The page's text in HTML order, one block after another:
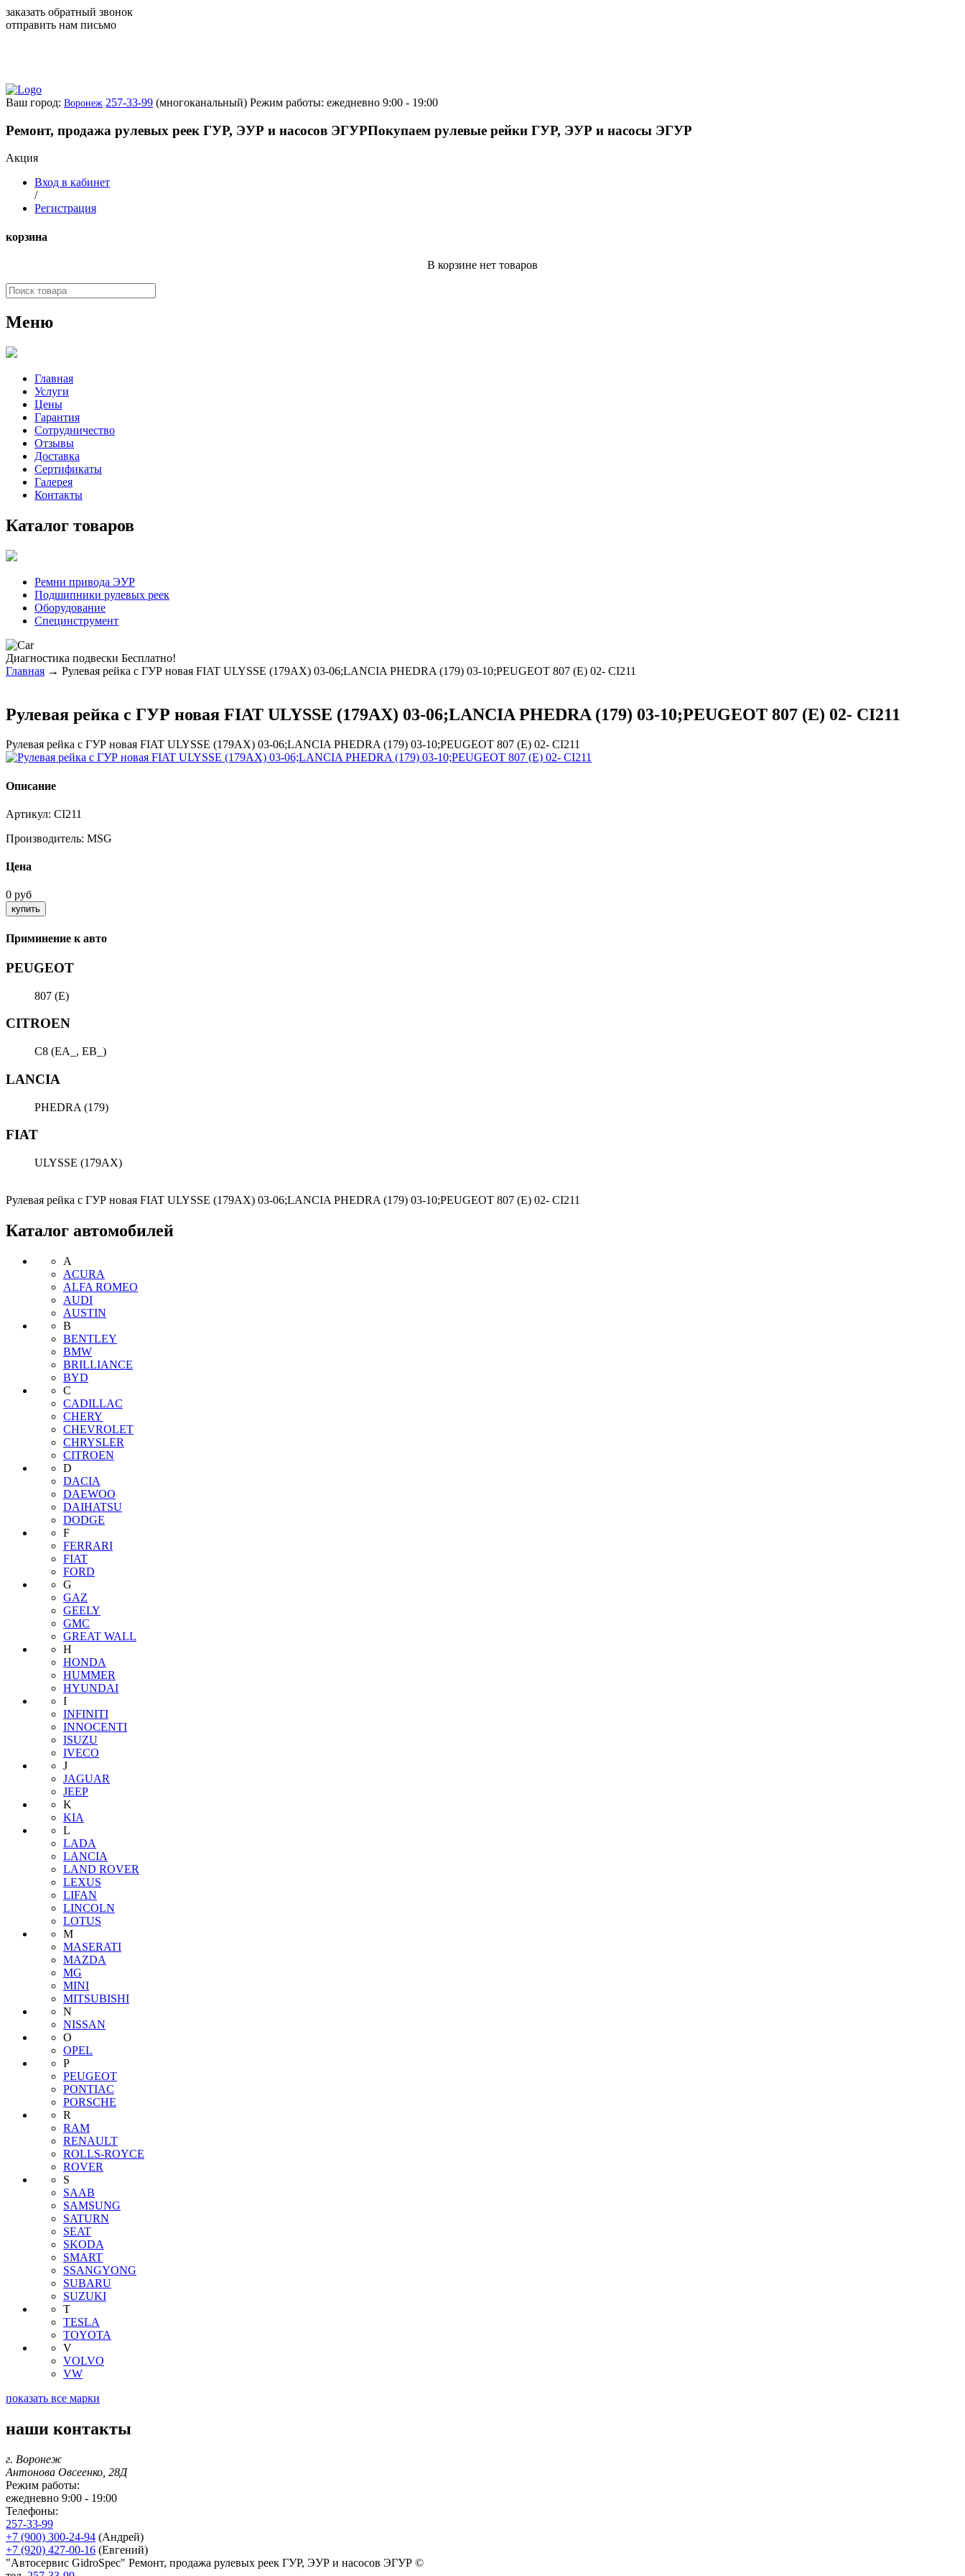
заказать обратный звонок
отправить нам письмо
Ваш город: Воронеж 257-33-99 (многоканальный) Режим работы: ежедневно 9:00 - 19:00
Ремонт, продажа рулевых реек ГУР, ЭУР и насосов ЭГУРПокупаем рулевые рейки ГУР, ЭУР и насосы ЭГУР
Акция
Вход в кабинет
/
Регистрация
корзина
В корзине нет товаров
Меню
Главная
Услуги
Цены
Гарантия
Сотрудничество
Отзывы
Доставка
Сертификаты
Галерея
Контакты
Каталог товаров
Ремни привода ЭУР
Подшипники рулевых реек
Оборудование
Специнструмент
Диагностика подвески Бесплатно!
Главная → Рулевая рейка с ГУР новая FIAT ULYSSE (179AX) 03-06;LANCIA PHEDRA (179) 03-10;PEUGEOT 807 (E) 02- CI211
Рулевая рейка с ГУР новая FIAT ULYSSE (179AX) 03-06;LANCIA PHEDRA (179) 03-10;PEUGEOT 807 (E) 02- CI211
Рулевая рейка с ГУР новая FIAT ULYSSE (179AX) 03-06;LANCIA PHEDRA (179) 03-10;PEUGEOT 807 (E) 02- CI211
Описание
Артикул: CI211
Производитель: MSG
Цена
0 руб
Приминение к авто
PEUGEOT
CITROEN
C8 (EA_, EB_)
LANCIA
PHEDRA (179)
FIAT
Рулевая рейка с ГУР новая FIAT ULYSSE (179AX) 03-06;LANCIA PHEDRA (179) 03-10;PEUGEOT 807 (E) 02- CI211
Каталог автомобилей
A
ACURA
ALFA ROMEO
AUDI
AUSTIN
B
BENTLEY
BMW
BRILLIANCE
BYD
C
CADILLAC
CHERY
CHEVROLET
CHRYSLER
CITROEN
D
DACIA
DAEWOO
DAIHATSU
DODGE
F
FERRARI
FIAT
FORD
G
GAZ
GEELY
GMC
GREAT WALL
H
HONDA
HUMMER
HYUNDAI
I
INFINITI
INNOCENTI
ISUZU
IVECO
J
JAGUAR
JEEP
K
KIA
L
LADA
LANCIA
LAND ROVER
LEXUS
LIFAN
LINCOLN
LOTUS
M
MASERATI
MAZDA
MG
MINI
MITSUBISHI
N
NISSAN
O
OPEL
P
PEUGEOT
PONTIAC
PORSCHE
R
RAM
RENAULT
ROLLS-ROYCE
ROVER
S
SAAB
SAMSUNG
SATURN
SEAT
SKODA
SMART
SSANGYONG
SUBARU
SUZUKI
T
TESLA
TOYOTA
V
VOLVO
VW
показать все марки
наши контакты
г. Воронеж
Антонова Овсеенко, 28Д
Режим работы:
ежедневно 9:00 - 19:00
Телефоны:
257-33-99
+7 (900) 300-24-94 (Андрей)
+7 (920) 427-00-16 (Евгений)
"Автосервис GidroSpec" Ремонт, продажа рулевых реек ГУР, ЭУР и насосов ЭГУР ©